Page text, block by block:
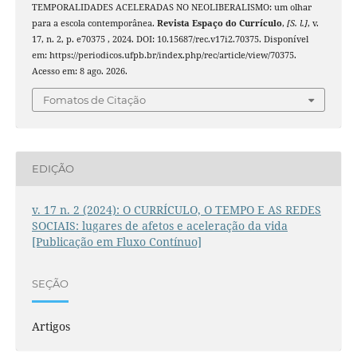
TEMPORALIDADES ACELERADAS NO NEOLIBERALISMO: um olhar
para a escola contemporânea. Revista Espaço do Currículo, [S. l.], v.
17, n. 2, p. e70375 , 2024. DOI: 10.15687/rec.v17i2.70375. Disponível
em: https://periodicos.ufpb.br/index.php/rec/article/view/70375.
Acesso em: 8 ago. 2026.
Fomatos de Citação
EDIÇÃO
v. 17 n. 2 (2024): O CURRÍCULO, O TEMPO E AS REDES
SOCIAIS: lugares de afetos e aceleração da vida
[Publicação em Fluxo Contínuo]
SEÇÃO
Artigos